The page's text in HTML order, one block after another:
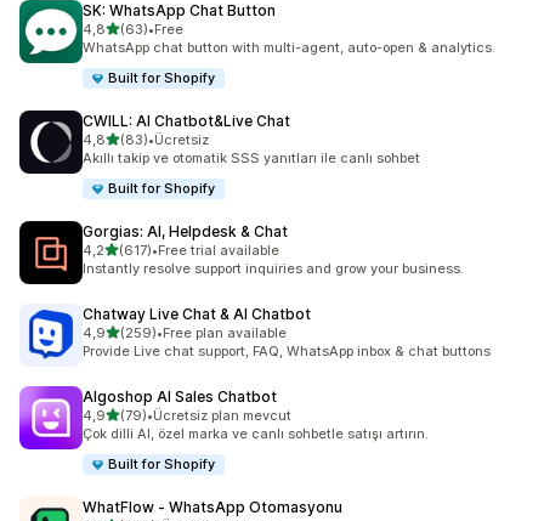
SK: WhatsApp Chat Button
4,85 yıldız üzerinden
(63)
toplam 63 değerlendirme
•Free
WhatsApp chat button with multi-agent, auto-open & analytics.
Built for Shopify
CWILL: AI Chatbot&Live Chat
4,85 yıldız üzerinden
(83)
toplam 83 değerlendirme
•Ücretsiz
Akıllı takip ve otomatik SSS yanıtları ile canlı sohbet
Built for Shopify
Gorgias: AI, Helpdesk & Chat
4,25 yıldız üzerinden
(617)
toplam 617 değerlendirme
•Free trial available
Instantly resolve support inquiries and grow your business.
Chatway Live Chat & AI Chatbot
4,95 yıldız üzerinden
(259)
toplam 259 değerlendirme
•Free plan available
Provide Live chat support, FAQ, WhatsApp inbox & chat buttons
Algoshop AI Sales Chatbot
4,95 yıldız üzerinden
(79)
toplam 79 değerlendirme
•Ücretsiz plan mevcut
Çok dilli AI, özel marka ve canlı sohbetle satışı artırın.
Built for Shopify
WhatFlow ‑ WhatsApp Otomasyonu